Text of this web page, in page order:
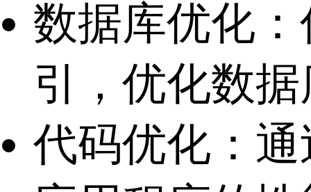
数据库优化
引，优化数
代码优化：